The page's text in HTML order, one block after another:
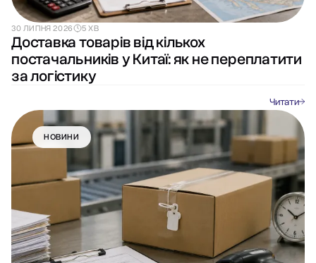
30 ЛИПНЯ 2026 5 ХВ
Доставка товарів від кількох
постачальників у Китаї: як не переплатити
за логістику
Читати
НОВИНИ